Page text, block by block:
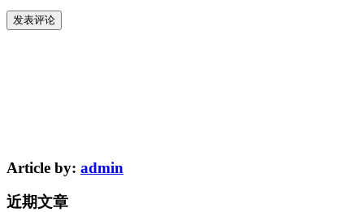
Article by: admin
近期文章